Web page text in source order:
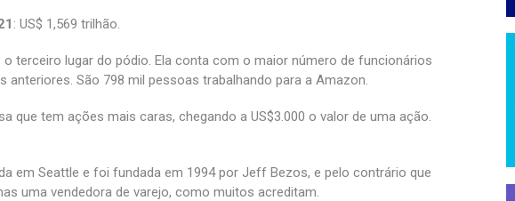
: US$ 1,569 trilhão.
terceiro lugar do pódio. Ela conta com o maior número de funcionários
anteriores. São 798 mil pessoas trabalhando para a Amazon.
que tem ações mais caras, chegando a US$3.000 o valor de uma ação.
em Seattle e foi fundada em 1994 por Jeff Bezos, e pelo contrário que
uma vendedora de varejo, como muitos acreditam.